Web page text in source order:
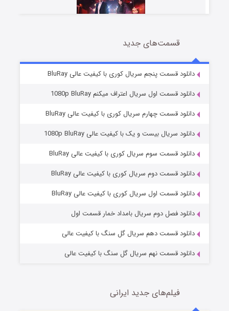
سریال زشت
قسمت5 (زیرنویس) منتشر شد
وستی ها
قسمت1 (زیرنویس) منتشر شد
قسمت‌های جدید
دانلود قسمت پنجم سریال کوری با کیفیت عالی BluRay
دانلود قسمت اول سریال اعتراف میکنم 1080p BluRay
دانلود قسمت چهارم سریال کوری با کیفیت عالی BluRay
دانلود سریال بیست و یک با کیفیت عالی 1080p BluRay
دانلود قسمت سوم سریال کوری با کیفیت عالی BluRay
دانلود قسمت دوم سریال کوری با کیفیت عالی BluRay
دانلود قسمت اول سریال کوری با کیفیت عالی BluRay
دانلود فصل دوم سریال بامداد خمار قسمت اول
دانلود قسمت دهم سریال گل سنگ با کیفیت عالی
دانلود قسمت نهم سریال گل سنگ با کیفیت عالی
فیلم‌های جدید ایرانی